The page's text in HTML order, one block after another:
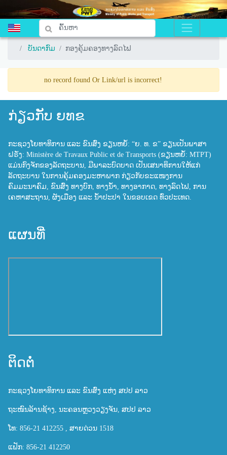
ບັນດາກົມ ກອງຄຸ້ມຄອງທາງລົດໄຟ
ບັນດາກົມ ກອງຄຸ້ມຄອງທາງລົດໄຟ
no record found Or Link/url is incorrect!
ກ່ຽວກັບ ຍທຂ
ກະຊວງໂຍທາທິການ ແລະ ຂົນສົ່ງ ຂຽນຫຍໍ້: “ຍ. ທ. ຂ” ຂຽນເປັນພາສາ
ຝຣັ່ງ: Ministère de Travaux Public et de Transports (ຂຽນຫຍໍ້: MTPT)
ແມ່ນກົງຈັກຂອງລັດຖະບານ, ມີພາລະບົດບາດ ເປັນເສນາທິການໃຫ້ແກ່
ລັດຖະບານ ໃນການຄຸ້ມຄອງມະຫາພາກ ກ່ຽວກັບຂະແໜງການ
ຄົມມະນາຄົມ, ຂົນສົ່ງ ທາງບົກ, ທາງນ້ຳ, ທາງອາກາດ, ທາງລົດໄຟ, ການ
ເຄຫາສະຖານ, ຜັງເມືອງ ແລະ ນ້ຳປະປາ ໃນຂອບເຂດ ທົ່ວປະເທດ.
ແຜນທີ່
ຕິດຕໍ່
ກະຊວງໂຍທາທິການ ແລະ ຂົນສົ່ງ ແຫ່ງ ສປປ ລາວ
ຖະໜົນລ້ານຊ້າງ, ນະຄອນຫຼວງວຽງຈັນ, ສປປ ລາວ
ໂທ: 856-21 412255 , ສາຍດ່ວນ 1518
ແຟັກ: 856-21 412250